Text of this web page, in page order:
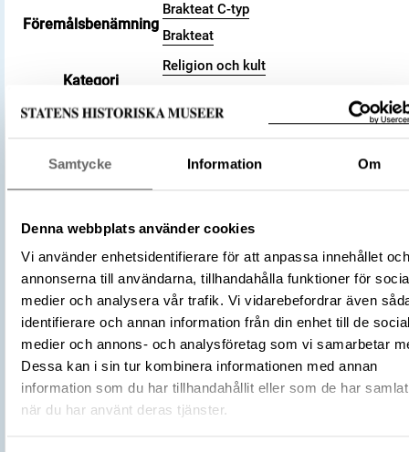
Samtycke Information Om
Denna webbplats använder cookies
Vi använder enhetsidentifierare för att anpassa innehållet och
annonserna till användarna, tillhandahålla funktioner för
medier och analysera vår trafik. Vi vidarebefordrar även
identifierare och annan information från din enhet till de
medier och annons- och analysföretag som vi samarbetar
Dessa kan i sin tur kombinera informationen med annan
information som du har tillhandahållit eller som de har
när du har använt deras tjänster.
Föremålsbenämning
Brakteat C-typ
Brakteat
Kategori
Religion och kult
Material Guld
Antal
Datering
400 – 550
Inskription
Föremålsnummer
109599_HST
Andra nummer
Runsignum: G 204
Undernummer: 1
Förvärvsnummer
4877
Omnämns i katalog Förvärv: 4877 på Catview
Förvärvsdatum 1873
Plats: Djupbrunns, Fornlämning: